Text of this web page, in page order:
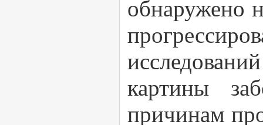
обнаружено
картины
причинам